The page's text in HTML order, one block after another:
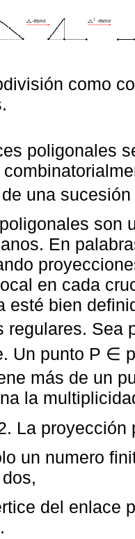
como
poligonales
una
son
En
en cada
esté bien
regulares. Sea
Un punto P ∈
más de un
la
La proyección
un numero
del enlace